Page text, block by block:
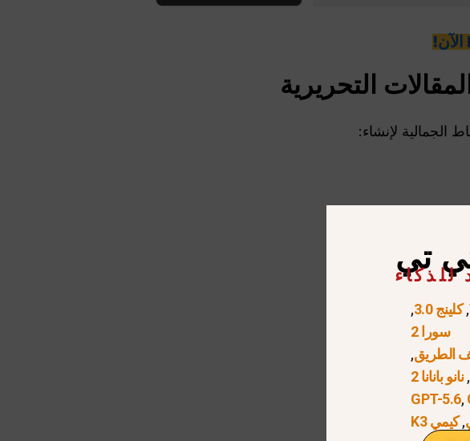
الجمالية لإنشاء:
تي
,كلينج 3.0
,
سورا 2
الطريق,
,نانو بانانا 2
GPT-5.6,
,كيمي K3